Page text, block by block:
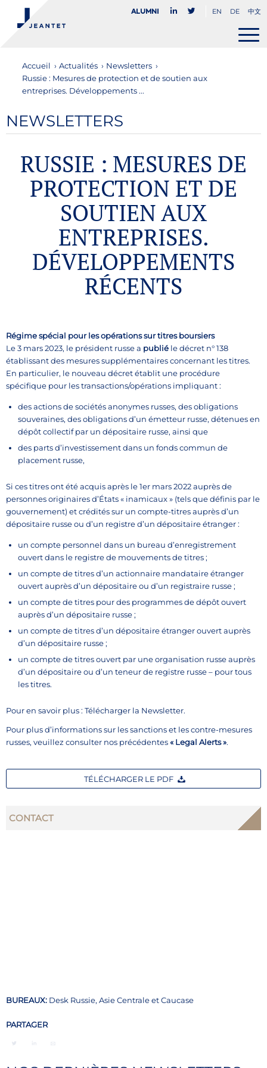
Alumni EN DE 中文
Accueil › Actualités › Newsletters ›
Russie : Mesures de protection et de soutien aux
entreprises. Développements ...
NEWSLETTERS
RUSSIE : MESURES DE
PROTECTION ET DE
SOUTIEN AUX
ENTREPRISES.
DÉVELOPPEMENTS
RÉCENTS
Régime spécial pour les opérations sur titres boursiers
Le 3 mars 2023, le président russe a publié le décret n° 138
établissant des mesures supplémentaires concernant les titres.
En particulier, le nouveau décret établit une procédure
spécifique pour les transactions/opérations impliquant :
des actions de sociétés anonymes russes, des obligations
souveraines, des obligations d’un émetteur russe, détenues en
dépôt collectif par un dépositaire russe, ainsi que
des parts d’investissement dans un fonds commun de
placement russe,
Si ces titres ont été acquis après le 1er mars 2022 auprès de
personnes originaires d’États « inamicaux » (tels que définis par le
gouvernement) et crédités sur un compte-titres auprès d’un
dépositaire russe ou d’un registre d’un dépositaire étranger :
un compte personnel dans un bureau d’enregistrement
ouvert dans le registre de mouvements de titres ;
un compte de titres d’un actionnaire mandataire étranger
ouvert auprès d’un dépositaire ou d’un registraire russe ;
un compte de titres pour des programmes de dépôt ouvert
auprès d’un dépositaire russe ;
un compte de titres d’un dépositaire étranger ouvert auprès
d’un dépositaire russe ;
un compte de titres ouvert par une organisation russe auprès
d’un dépositaire ou d’un teneur de registre russe – pour tous
les titres.
Pour en savoir plus : Télécharger la Newsletter.
Pour plus d’informations sur les sanctions et les contre-mesures
russes, veuillez consulter nos précédentes« Legal Alerts ».
TÉLÉCHARGER LE PDF
CONTACT
BUREAUX: Desk Russie, Asie Centrale et Caucase
PARTAGER